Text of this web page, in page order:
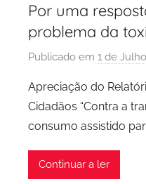
Por uma
problema da
Publicado em 1 de
Apreciação do
Cidadãos “Contra a
consumo assistido
Continuar a ler